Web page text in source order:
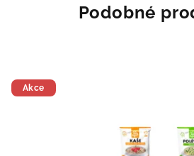
Podobné
Akce